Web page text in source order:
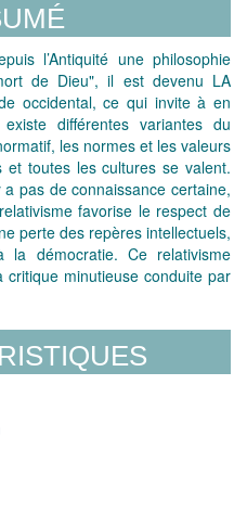
l’Antiquité une philosophie
de Dieu", il est devenu LA
occidental, ce qui invite à en
différentes variantes du
les normes et les valeurs
et toutes les cultures se valent.
pas de connaissance certaine,
favorise le respect de
perte des repères intellectuels,
démocratie. Ce relativisme
minutieuse conduite par